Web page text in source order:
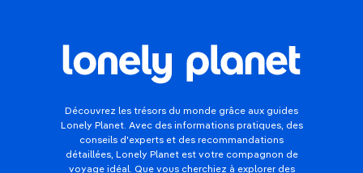
Découvrez les trésors du monde grâce aux guides
Lonely Planet. Avec des informations pratiques, des
conseils d'experts et des recommandations
détaillées, Lonely Planet est votre compagnon de
voyage idéal. Que vous cherchiez à explorer des